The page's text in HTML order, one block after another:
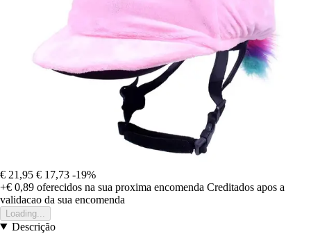
€ 21,95 € 17,73 -19%
+€ 0,89 oferecidos na sua proxima encomenda Creditados apos a
validacao da sua encomenda
Loading...
Descrição